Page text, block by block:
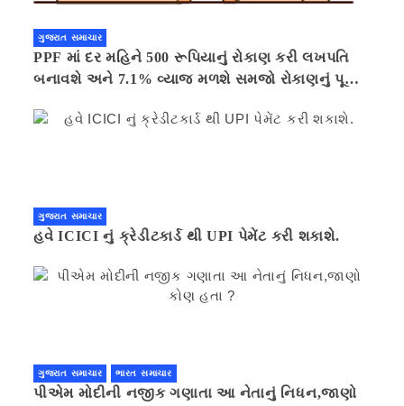
ગુજરાત સમાચાર
PPF માં દર મહિને 500 રૂપિયાનું રોકાણ કરી લખપતિ
બનાવશે અને 7.1% વ્યાજ મળશે સમજો રોકાણનું પૂરું
ગુજરાત સમાચાર
હવે ICICI નું ક્રેડીટકાર્ડ થી UPI પેમેંટ કરી શકાશે.
ગુજરાત સમાચાર ભારત સમાચાર
પીએમ મોદીની નજીક ગણાતા આ નેતાનું નિધન,જાણો